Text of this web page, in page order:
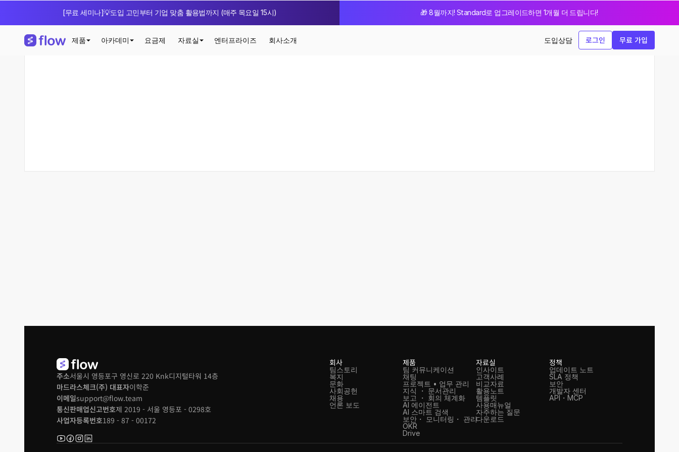
[무료 세미나]💡도입 고민부터 기업 맞춤 활용법까지 (매주 목요일 15시) 🎁 8월까지! Standard로 업그레이드하면 1개월 더 드립니다!
제품 아카데미 요금제 자료실 엔터프라이즈 회사소개 도입상담 로그인 무료 가입
주소서울시 영등포구 영신로 220 Knk디지털타워 14층
마드라스체크(주) 대표자이학준
이메일support@flow.team
통신판매업신고번호제 2019 - 서울 영등포 - 0298호
사업자등록번호189 - 87 - 00172
회사
팀스토리
복지
문화
사회공헌
채용
언론 보도
제품
팀 커뮤니케이션
채팅
프로젝트 • 업무 관리
지식 ・ 문서관리
보고 ・ 회의 체계화
AI 에이전트
AI 스마트 검색
보안・ 모니터링・ 관리
OKR
Drive
자료실
인사이트
고객사례
비교자료
활용노트
템플릿
사용매뉴얼
자주하는 질문
다운로드
정책
업데이트 노트
SLA 정책
보안
개발자 센터
API・MCP